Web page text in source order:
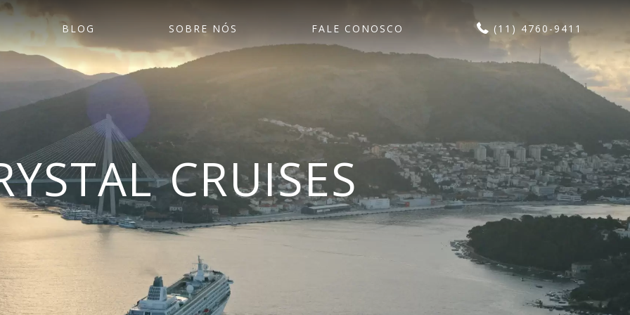
BLOG SOBRE NÓS FALE CONOSCO (11) 4760-9411
CRUISES